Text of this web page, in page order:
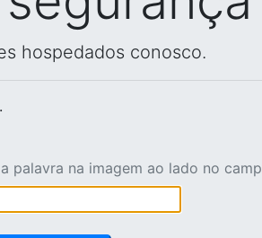
hospedados conosco.
palavra na imagem ao lado no